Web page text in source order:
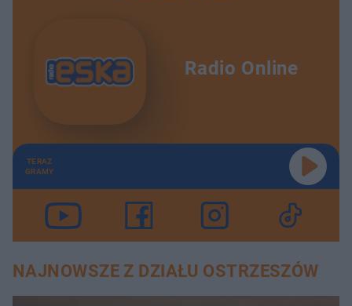
Radio Online
TERAZ
GRAMY
NAJNOWSZE Z DZIAŁU OSTRZESZÓW